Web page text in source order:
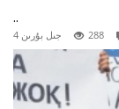
..
4 جىل بۇرىن 288